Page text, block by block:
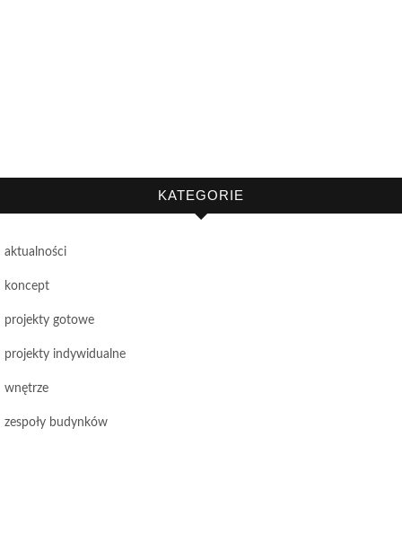
KATEGORIE
aktualności
koncept
projekty gotowe
projekty indywidualne
wnętrze
zespoły budynków